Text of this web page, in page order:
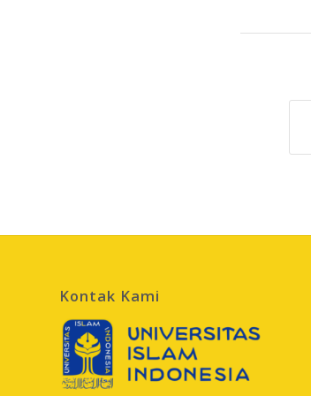
Kontak Kami